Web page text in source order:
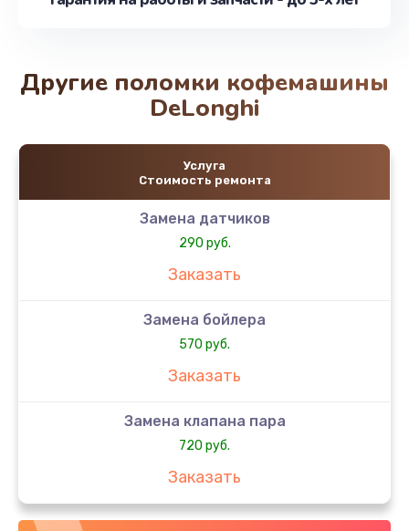
Другие поломки кофемашины
DeLonghi
Услуга
Стоимость ремонта
Замена датчиков
290 руб.
Заказать
Замена бойлера
570 руб.
Заказать
Замена клапана пара
720 руб.
Заказать
Замена бака воды